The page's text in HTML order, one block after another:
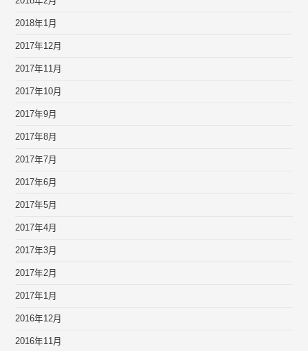
2018年1月
2017年12月
2017年11月
2017年10月
2017年9月
2017年8月
2017年7月
2017年6月
2017年5月
2017年4月
2017年3月
2017年2月
2017年1月
2016年12月
2016年11月